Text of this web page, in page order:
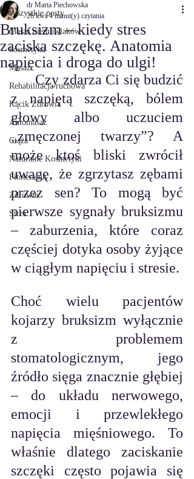
Wszystkie posty
Masaż niemowlaków
kosmetyka
Masaż
Rehabilitacja ruchowa
Kącik Zdrowia
Automasaż
Ciąża
Naturalne Kosmetyki
Fitoterapia
Zdrowie
Stres
Bruksizm – kiedy stres
zaciska szczękę. Anatomia
napięcia i droga do ulgi!
dr Marta Piechowska
26 kwi 4 minut(y) czytania
	Czy zdarza Ci się budzić
z napiętą szczęką, bólem
głowy albo uczuciem
„zmęczonej twarzy”? A
może ktoś bliski zwrócił
uwagę, że zgrzytasz zębami
przez sen? To mogą być
pierwsze sygnały bruksizmu
– zaburzenia, które coraz
częściej dotyka osoby żyjące
w ciągłym napięciu i stresie.
Choć wielu pacjentów
kojarzy bruksizm wyłącznie
z problemem
stomatologicznym, jego
źródło sięga znacznie głębiej
– do układu nerwowego,
emocji i przewlekłego
napięcia mięśniowego. To
właśnie dlatego zaciskanie
szczęki często pojawia się